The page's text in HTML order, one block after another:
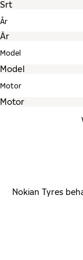
År
Model
Motor
Nokian Tyres